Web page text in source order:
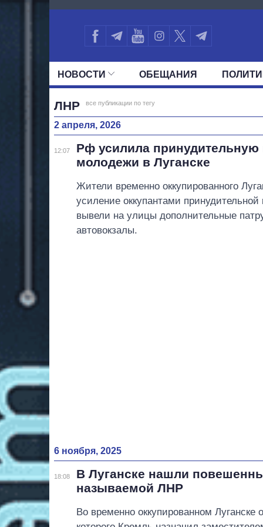
111
НОВОСТИ ОБЕЩАНИЯ
ВСЕ ПОЛИТИКИ
ЛНР все публикации по тегу
2 апреля, 2026
12:07
Рф усилила
молодежи в Луганске
Жители временно оккупированного
усиление оккупантами
вывели на улицы дополнительные
автовокзалы.
6 ноября, 2025
18:08
В Луганске нашли
называемой ЛНР
Во временно оккупированном